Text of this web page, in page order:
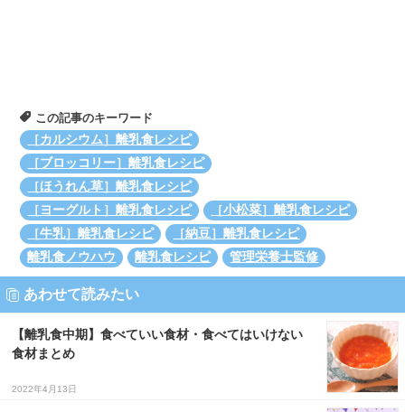
この記事のキーワード
［カルシウム］離乳食レシピ
［ブロッコリー］離乳食レシピ
［ほうれん草］離乳食レシピ
［ヨーグルト］離乳食レシピ
［小松菜］離乳食レシピ
［牛乳］離乳食レシピ
［納豆］離乳食レシピ
離乳食ノウハウ
離乳食レシピ 管理栄養士監修
あわせて読みたい
【離乳食中期】食べていい食材・食べてはいけない
食材まとめ
2022年4月13日